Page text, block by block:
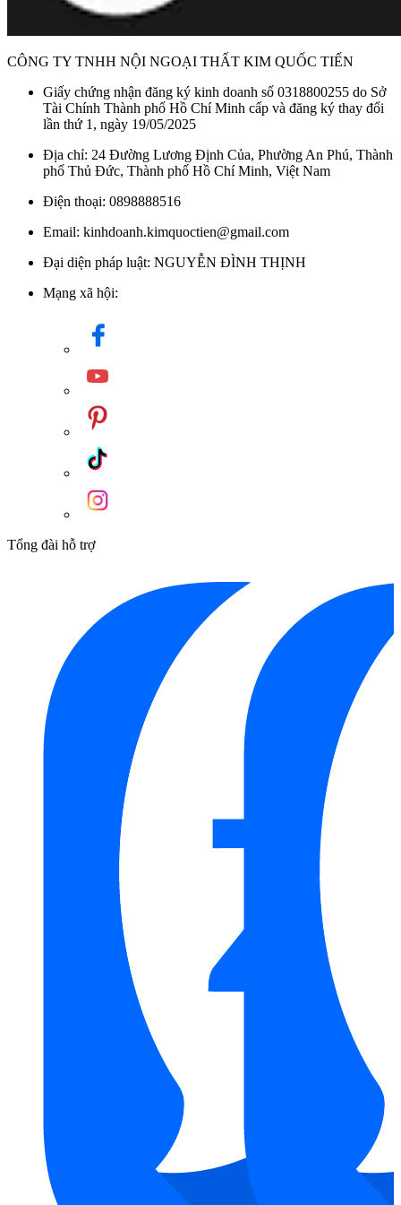
Bảng điều khiển bếp từ đơn Hafele HSI 21FW kết hợp nút vặn cơ
giúp người dùng thao tác dễ dàng và thuận tiện
đến 99 phút để phù hợp với từng món ăn mà không cần canh
chừng liên tục.
Chế độ Booster hỗ trợ tăng công suất tức thì, rút ngắn thời gian
Bếp từ đơn Hafele HSI-21FW được tích hợp các tính năng an
toàn như: tự ngắt khi không có nồi, cảnh báo dư nhiệt, khóa
bảng điều khiển, cảnh báo nồi không phù hợp và tự ngắt khi
Những tiện ích này giúp hạn chế rủi ro bỏng, chập cháy điện,
hoặc thao tác sai trong quá trình sử dụng, đồng thời tăng độ an
toàn khi nấu ăn trong môi trường gia đình có trẻ nhỏ hoặc
người cao tuổi.
Bếp từ đơn Hafele HSI 21FW được trang bị các tính năng hiện đại
mang đến sự an toàn và tiện lợi
Mua ngay bếp từ đơn Hafele HSI-21FW
536.61.990 chính hãng tại Kim Quốc Tiến
tại kim Quốc tiến chúng tôi hiện đang cung cấp mã sản phẩm
bếp từ đơn Hafele HSI-21FW với giá vô cùng khuyến mãi chỉ
1.725.500 đ, cam kết sản phẩm đầy đủ nguồn gốc, giấy tờ và
chính sách bảo hành rõ ràng theo tiêu chuẩn của hãng. Với hơn
5 năm kinh nghiệm trong lĩnh vực
, Kim Quốc Tiến
tự hào mang đến đa dạng mẫu
chất lượng cao,
phù hợp với nhiều nhu cầu sử dụng khác nhau. Đội ngũ tư vấn
chuyên sâu, am hiểu kỹ thuật sẵn sàng hỗ trợ khách hàng lựa
bếp từ phù hợp và sử dụng hiệu quả, an toàn.
CÔNG TY TNHH NỘI NGOẠI THẤT KIM QUỐC TIẾN
Giấy chứng nhận đăng ký kinh doanh số 0318800255 do Sở
Tài Chính Thành phố Hồ Chí Minh cấp và đăng ký thay đổi
lần thứ 1, ngày 19/05/2025
Địa chỉ: 24 Đường Lương Định Của, Phường An Phú, Thành
phố Thủ Đức, Thành phố Hồ Chí Minh, Việt Nam
Điện thoại: 0898888516
Email: kinhdoanh.kimquoctien@gmail.com
Đại diện pháp luật: NGUYỄN ĐÌNH THỊNH
Mạng xã hội:
Tổng đài hỗ trợ